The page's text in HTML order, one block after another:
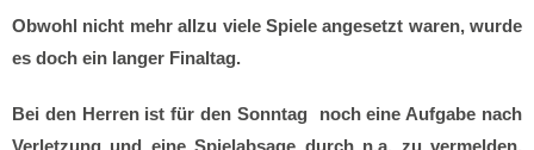
Obwohl nicht mehr allzu viele Spiele angesetzt waren, wurde
es doch ein langer Finaltag.
Bei den Herren ist für den Sonntag noch eine Aufgabe nach
Verletzung und eine Spielabsage durch n.a. zu vermelden,